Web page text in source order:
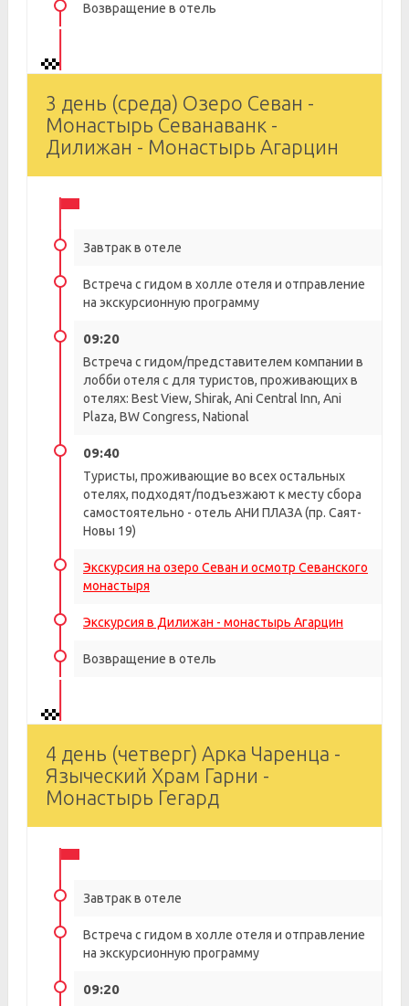
Возвращение в отель
3 день (среда) Озеро Севан -
Монастырь Севанаванк -
Дилижан - Монастырь Агарцин
Завтрак в отеле
Встреча с гидом в холле отеля и отправление
на экскурсионную программу
09:20
Встреча с гидом/представителем компании в
лобби отеля с для туристов, проживающих в
отелях: Best View, Shirak, Ani Central Inn, Ani
Plaza, BW Congress, National
09:40
Туристы, проживающие во всех остальных
отелях, подходят/подъезжают к месту сбора
самостоятельно - отель АНИ ПЛАЗА (пр. Саят-
Новы 19)
Экскурсия на озеро Севан и осмотр Севанского
монастыря
Экскурсия в Дилижан - монастырь Агарцин
Возвращение в отель
4 день (четверг) Арка Чаренца -
Языческий Храм Гарни -
Монастырь Гегард
Завтрак в отеле
Встреча с гидом в холле отеля и отправление
на экскурсионную программу
09:20